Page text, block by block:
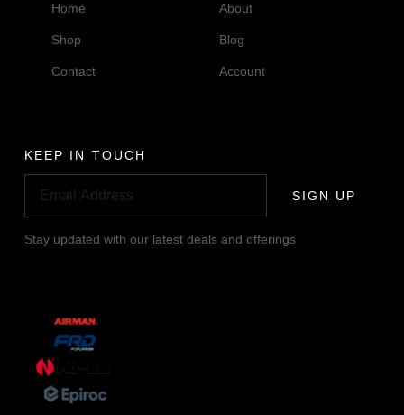
Home About
Shop Blog
Contact Account
KEEP IN TOUCH
SIGN UP
Stay updated with our latest deals and offerings